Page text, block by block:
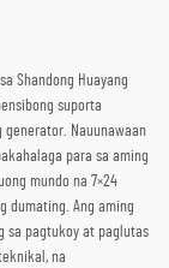
Shandong Huayang
suporta
Nauunawaan
para sa aming
mundo na 7×24
dumating. Ang aming
sa pagtukoy at paglutas
na